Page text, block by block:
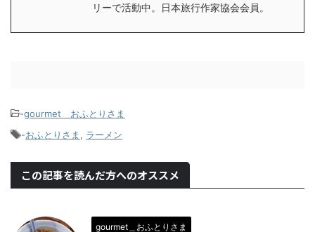
リーで活動中。日本旅行作家協会会員。
-gourmet＿おふとりさま
-おふとりさま , ラーメン
この記事を読んだ方へのオススメ
gourmet＿おふとりさま